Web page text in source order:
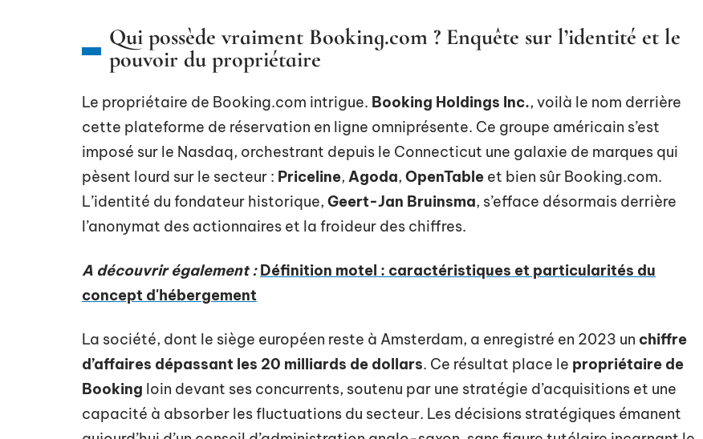
Qui possède vraiment Booking.com ? Enquête sur l’identité et le
pouvoir du propriétaire
Le propriétaire de Booking.com intrigue. Booking Holdings Inc., voilà le nom derrière
cette plateforme de réservation en ligne omniprésente. Ce groupe américain s’est
imposé sur le Nasdaq, orchestrant depuis le Connecticut une galaxie de marques qui
pèsent lourd sur le secteur : Priceline, Agoda, OpenTable et bien sûr Booking.com.
L’identité du fondateur historique, Geert-Jan Bruinsma, s’efface désormais derrière
l’anonymat des actionnaires et la froideur des chiffres.
A découvrir également : Définition motel : caractéristiques et particularités du
concept d'hébergement
La société, dont le siège européen reste à Amsterdam, a enregistré en 2023 un chiffre
d’affaires dépassant les 20 milliards de dollars. Ce résultat place le propriétaire de
Booking loin devant ses concurrents, soutenu par une stratégie d’acquisitions et une
capacité à absorber les fluctuations du secteur. Les décisions stratégiques émanent